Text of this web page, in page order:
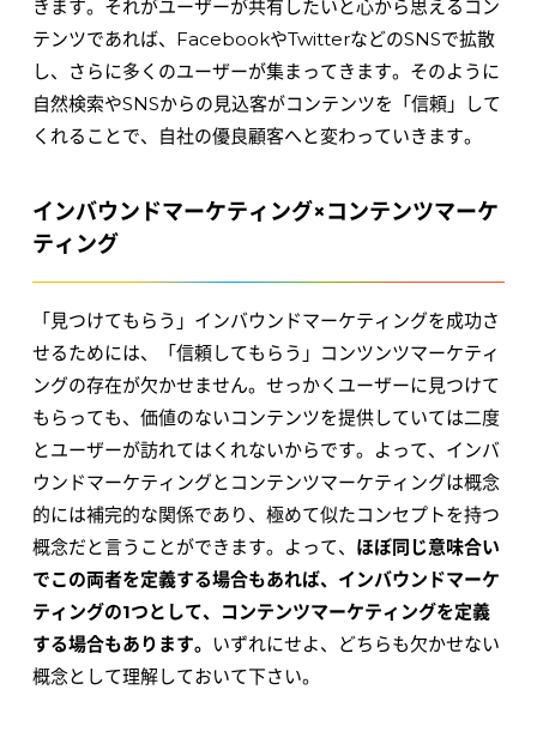
きます。それがユーザーが共有したいと心から思えるコン
テンツであれば、FacebookやTwitterなどのSNSで拡散
し、さらに多くのユーザーが集まってきます。そのように
自然検索やSNSからの見込客がコンテンツを「信頼」して
くれることで、自社の優良顧客へと変わっていきます。
インバウンドマーケティング×コンテンツマーケ
ティング
「見つけてもらう」インバウンドマーケティングを成功さ
せるためには、「信頼してもらう」コンツンツマーケティ
ングの存在が欠かせません。せっかくユーザーに見つけて
もらっても、価値のないコンテンツを提供していては二度
とユーザーが訪れてはくれないからです。よって、インバ
ウンドマーケティングとコンテンツマーケティングは概念
的には補完的な関係であり、極めて似たコンセプトを持つ
概念だと言うことができます。よって、 ほぼ同じ意味合い
でこの両者を定義する場合もあれば、インバウンドマーケ
ティングの1つとして、コンテンツマーケティングを定義
する場合もあります。 いずれにせよ、どちらも欠かせない
概念として理解しておいて下さい。